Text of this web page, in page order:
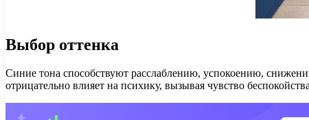
Выбор оттенка
Синие тона способствуют расслаблению, успокоению,
отрицательно влияет на психику, вызывая чувство